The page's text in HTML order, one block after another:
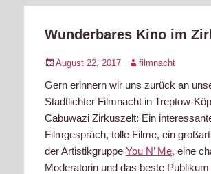
Wunderbares Kino im
Posted
August 22, 2017 Author
filmnacht
Gern erinnern wir uns zurück an
Stadtlichter Filmnacht in Treptow-
Cabuwazi Zirkuszelt: Ein
Filmgespräch, tolle Filme, ein
der Artistikgruppe You N’ Me, eine
Moderatorin und das beste Publikum